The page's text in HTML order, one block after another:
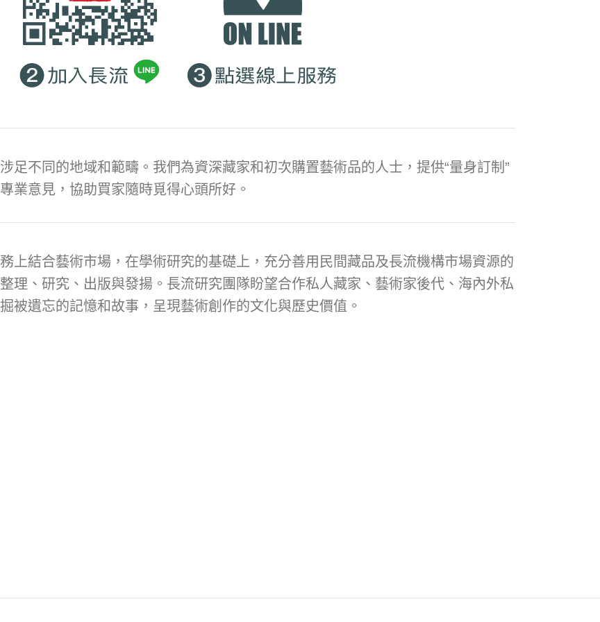
足不同的地域和範疇。我們為資深藏家和初次購置藝術品的人士，提供“量身訂制”
業意見，協助買家隨時覓得心頭所好。
上結合藝術市場，在學術研究的基礎上，充分善用民間藏品及長流機構市場資源的
理、研究、出版與發揚。長流研究團隊盼望合作私人藏家、藝術家後代、海內外私
被遺忘的記憶和故事，呈現藝術創作的文化與歷史價值。